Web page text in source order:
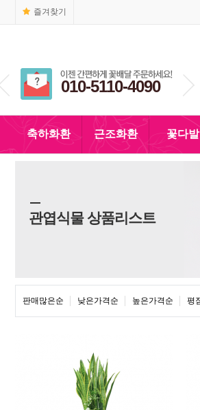
즐겨찾기
010-5110-4090
축하화환 근조화환 꽃다발
관엽식물 상품리스트
판매많은순 낮은가격순 높은가격순 평